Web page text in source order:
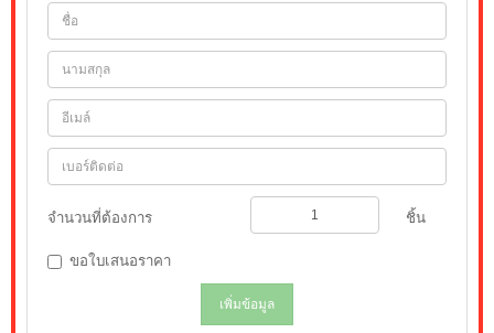
จำนวนที่ต้องการ ชิ้น
ขอใบเสนอราคา
เพิ่มข้อมูล